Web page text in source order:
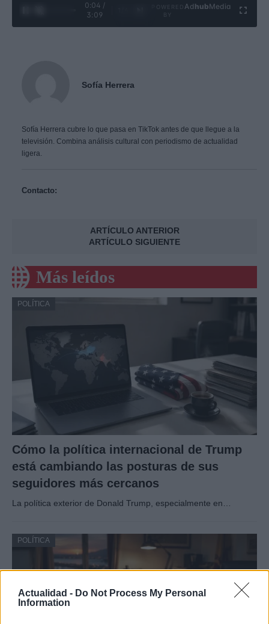
Actualidad - Do Not Process My Personal
Information
0:06 /
3:09
Ad hubMedia
Sofía Herrera
Sofía Herrera cubre lo que pasa en TikTok antes de que llegue a la
televisión. Combina análisis cultural con periodismo de actualidad
ligera.
Contacto:
ARTÍCULO ANTERIOR
ARTÍCULO SIGUIENTE
Más leídos
POLÍTICA
Cómo la política internacional de Trump
está cambiando las posturas de sus
seguidores más cercanos
La política exterior de Donald Trump, especialmente en…
POLÍTICA